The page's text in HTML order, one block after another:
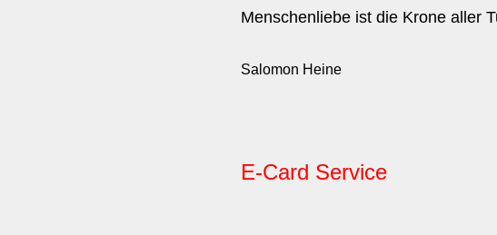
Menschenliebe ist die Krone aller
Salomon Heine
E-Card Service